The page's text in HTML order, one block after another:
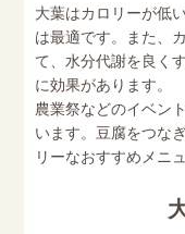
大葉はカロリーが低
は最適です。また、
て、水分代謝を良く
に効果があります。
農業祭などのイベン
います。豆腐をつな
リーなおすすめメニ